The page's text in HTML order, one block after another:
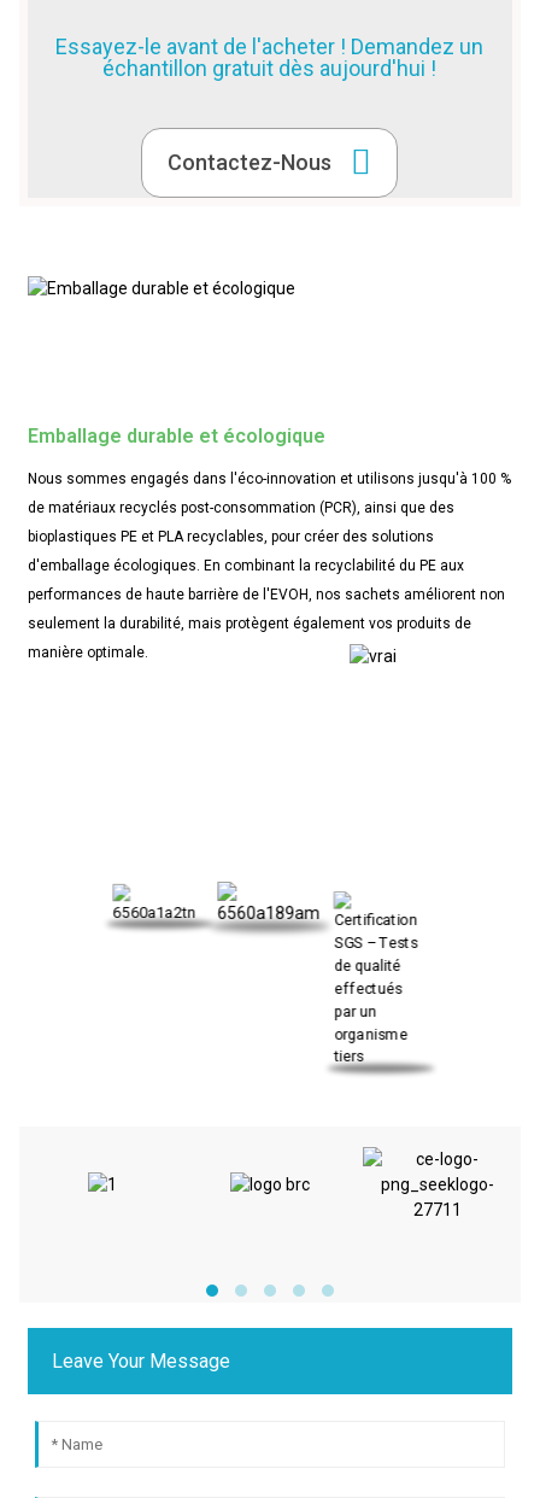
Essayez-le avant de l'acheter ! Demandez un
échantillon gratuit dès aujourd'hui !
Contactez-Nous
Emballage durable et écologique
Nous sommes engagés dans l'éco-innovation et utilisons jusqu'à 100 %
de matériaux recyclés post-consommation (PCR), ainsi que des
bioplastiques PE et PLA recyclables, pour créer des solutions
d'emballage écologiques. En combinant la recyclabilité du PE aux
performances de haute barrière de l'EVOH, nos sachets améliorent non
seulement la durabilité, mais protègent également vos produits de
manière optimale.
Leave Your Message